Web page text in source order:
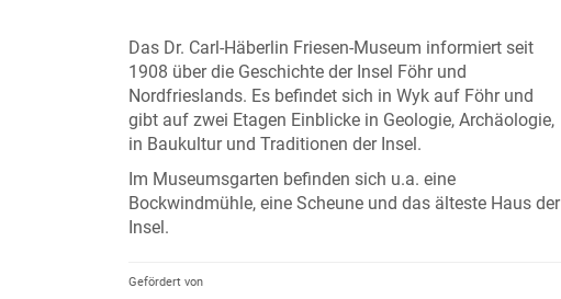
Das Dr. Carl-Häberlin Friesen-Museum informiert seit
1908 über die Geschichte der Insel Föhr und
Nordfrieslands. Es befindet sich in Wyk auf Föhr und
gibt auf zwei Etagen Einblicke in Geologie, Archäologie,
in Baukultur und Traditionen der Insel.
Im Museumsgarten befinden sich u.a. eine
Bockwindmühle, eine Scheune und das älteste Haus der
Insel.
Gefördert von